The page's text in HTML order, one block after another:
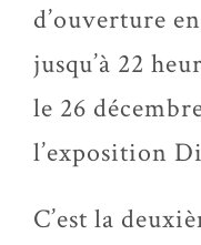
d’ouverture
jusqu’à 22
le 26
l’exposition
C’est la